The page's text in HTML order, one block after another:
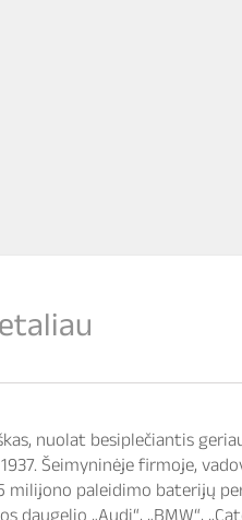
nuolat besiplečiantis
Šeimyninėje firmoje,
milijono paleidimo baterijų
„Audi“, „BMW“,